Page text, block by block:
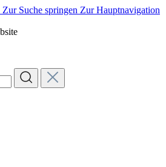
Zur Suche springen Zur Hauptnavigation